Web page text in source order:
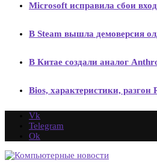
Microsoft исправила сбои
В Steam вышла демоверсия
В Китае создали аналог
Bios, характеристики, разгон
Vk
Telegram
Ok